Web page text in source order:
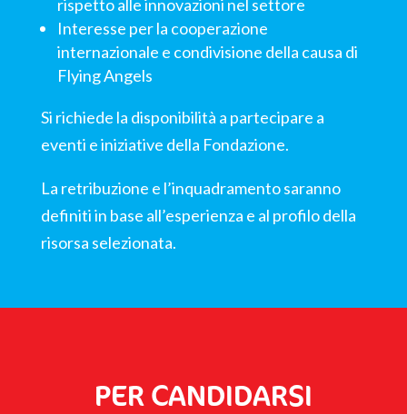
rispetto alle innovazioni nel settore
Interesse per la cooperazione
internazionale e condivisione della causa di
Flying Angels
Si richiede la disponibilità a partecipare a
eventi e iniziative della Fondazione.
La retribuzione e l’inquadramento saranno
definiti in base all’esperienza e al profilo della
risorsa selezionata.
PER CANDIDARSI